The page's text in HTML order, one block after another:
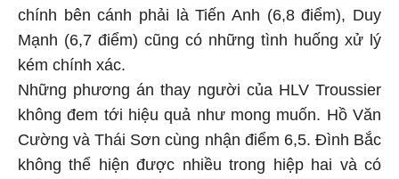
chính bên cánh phải là Tiến Anh (6,8 điểm), Duy
Mạnh (6,7 điểm) cũng có những tình huống xử lý
kém chính xác.
Những phương án thay người của HLV Troussier
không đem tới hiệu quả như mong muốn. Hồ Văn
Cường và Thái Sơn cùng nhận điểm 6,5. Đình Bắc
không thể hiện được nhiều trong hiệp hai và có